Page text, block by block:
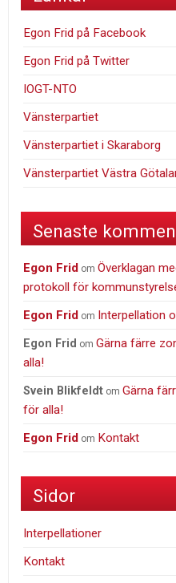
Egon Frid på Facebook
Egon Frid på Twitter
IOGT-NTO
Vänsterpartiet
Vänsterpartiet i Skaraborg
Vänsterpartiet Västra
Senaste
Egon Frid omÖverklagan
protokoll för
Egon Frid om Interpellation
Egon Frid omGärna färre
alla!
Svein Blikfeldt omGärna
för alla!
Egon Frid om Kontakt
Sidor
Interpellationer
Kontakt